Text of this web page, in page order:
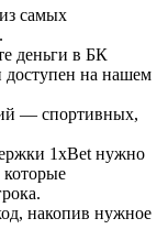
самых
деньги в БК
на нашем
— спортивных,
1xBet нужно
накопив нужное